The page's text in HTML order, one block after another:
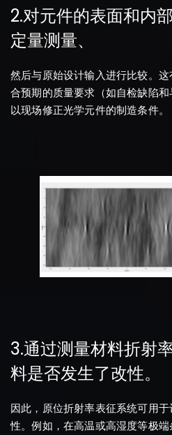
2.对元件的表面和内
定量测量、
然后与原始设计输入进行比较。
合预期的质量要求（如自检缺陷
以现场修正光学元件的制造条件。
3.通过测量材料折射
料是否发生了改性。
因此，原位折射率表征系统可用
性。例如，在高温或高湿度等极